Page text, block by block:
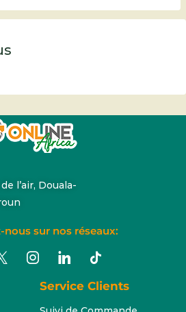
l’air, Douala-
nous sur nos réseaux:
Service Clients